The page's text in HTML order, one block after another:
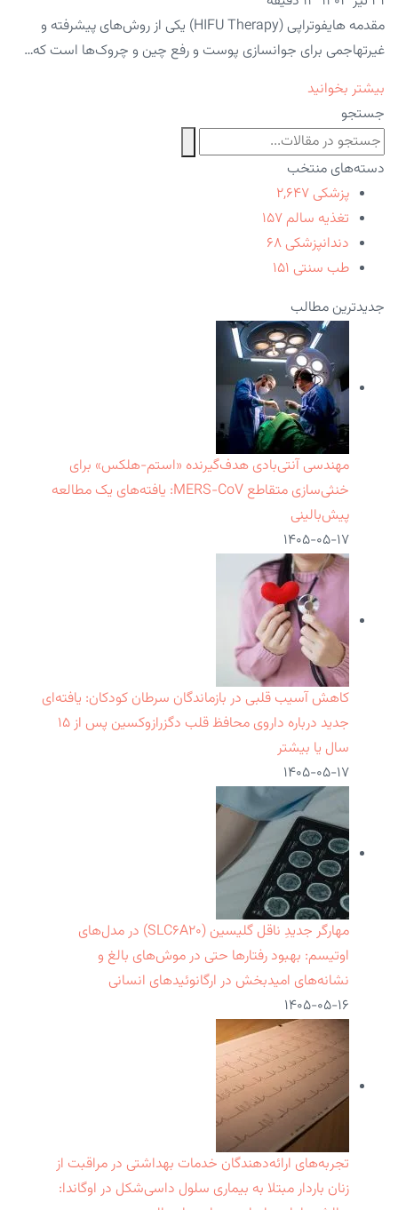
مقدمه هایفوتراپی (HIFU Therapy) یکی از روش‌های پیشرفته و
غیرتهاجمی برای جوانسازی پوست و رفع چین و چروک‌ها است که…
بیشتر بخوانید
جستجو
دسته‌های منتخب
پزشکی ۲,۶۴۷
تغذیه سالم ۱۵۷
دندانپزشکی ۶۸
طب سنتی ۱۵۱
جدیدترین مطالب
مهندسی آنتی‌بادی هدف‌گیرنده «استم-هلکس» برای
خنثی‌سازی متقاطع MERS-CoV: یافته‌های یک مطالعه
پیش‌بالینی
۱۴۰۵-۰۵-۱۷
کاهش آسیب قلبی در بازماندگان سرطان کودکان: یافته‌ای
جدید درباره داروی محافظ قلب دگزرازوکسین پس از ۱۵
سال یا بیشتر
۱۴۰۵-۰۵-۱۷
مهارگر جدیدِ ناقل گلیسین (SLC۶A۲۰) در مدل‌های
اوتیسم: بهبود رفتارها حتی در موش‌های بالغ و
نشانه‌های امیدبخش در ارگانوئیدهای انسانی
۱۴۰۵-۰۵-۱۶
تجربه‌های ارائه‌دهندگان خدمات بهداشتی در مراقبت از
زنان باردار مبتلا به بیماری سلول داسی‌شکل در اوگاندا: